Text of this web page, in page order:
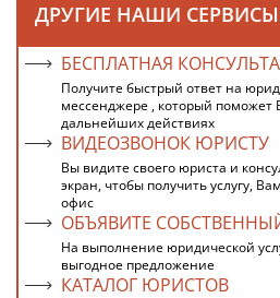
ДРУГИЕ НАШИ
БЕСПЛАТНАЯ
Получите быстрый ответ на
мессенджере , который поможет
дальнейших действиях
ВИДЕОЗВОНОК ЮРИСТУ
Вы видите своего юриста и
экран, чтобы получить услугу,
офис
ОБЪЯВИТЕ
На выполнение юридической
выгодное предложение
КАТАЛОГ ЮРИСТОВ